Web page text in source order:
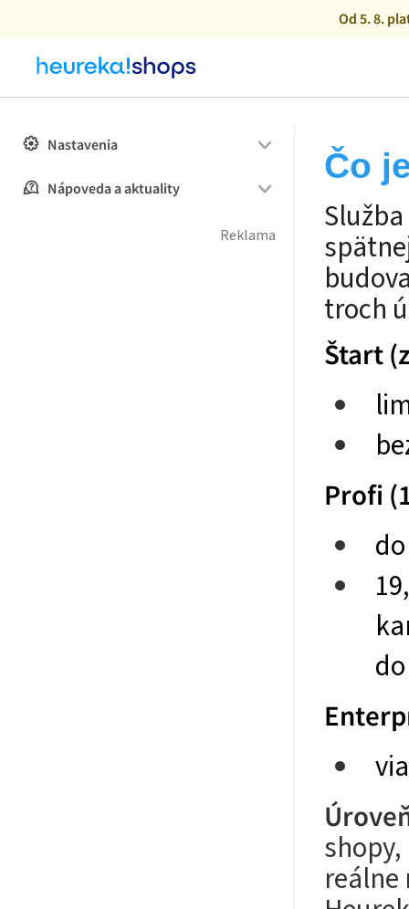
Od 5. 8.
Nastavenia
Nápoveda a aktuality
Čo
troch
Štart
Profi